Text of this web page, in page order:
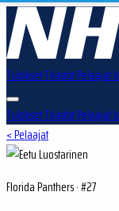
TuloksetTilastotPelaajat
TuloksetTilastotPelaajat
< Pelaajat
Florida Panthers · #27